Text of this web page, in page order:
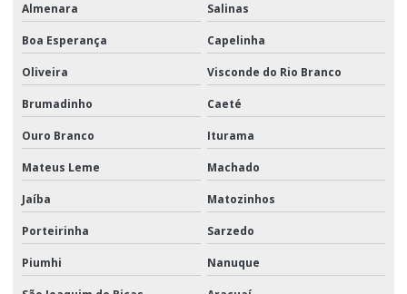
Almenara Salinas
Boa Esperança Capelinha
Oliveira Visconde do Rio Branco
Brumadinho Caeté
Ouro Branco Iturama
Mateus Leme Machado
Jaíba Matozinhos
Porteirinha Sarzedo
Piumhi Nanuque